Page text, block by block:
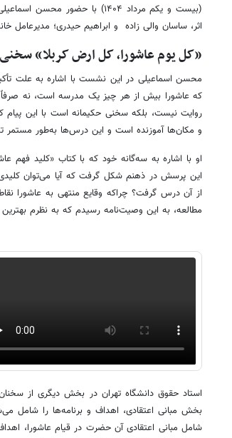
(بیست ‌و یکم مرداد ۱۴۰۴) با
اثر،‌ ساسان والی زاده و ابراهیم حیدری؛ مدیرعامل
«کل یوم عاشورا، کل ارض کربلا»
محسن اسماعیلی در این نشست با اشاره به علت
که عاشورا بیش از هر چیز یک مدرسه است، نه صرفاً
روایت نیست، بلکه سخنی حکیمانه است با این
و مکان‌ها آموزنده است و این درس‌ها به‌طور مستمر
او با اشاره به سه‌گانه خود که با کتاب «کلید
این پرسش در ذهنم شکل گرفت که آیا می‌توان کلیدی
از آن درس گرفت؟ چراکه وقایع منتهی به عاشورا
مطالعه، به این وصیت‌نامه رسیدم که به نظرم
استاد حقوق دانشگاه تهران در بخش دیگری از
بخش مبانی اعتقادی، اهداف و برنامه‌ها را
شامل مبانی اعتقادی آن حضرت در قیام عاشورا،